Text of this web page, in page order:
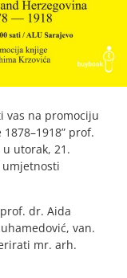
vas na promociju
prof.
utorak, 21.
dr. Aida
van.
mr. arh.